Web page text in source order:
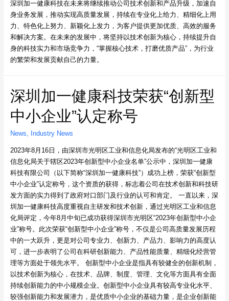
深圳加一健康科技在未来将继续推动公司技术创新和产品升级，加速自
身业务发展，推动实现高质量发展，持续在专业化上给力、精细化上用
力、特色化上努力、新颖化上发力，为客户提供更加优质、高效的服务
和解决方案。在未来的发展中，将坚持以技术创新为核心，持续提升自
身的科技实力和市场竞争力，“掌握核心技术，打磨优质产品”，为行业
的繁荣和发展贡献自己的力量。
深圳加一健康科技荣获“创新型
中小企业”认定称号
News Industry News
2023年8月16日，由深圳市光明区工业和信息化局发布的“光明区工业和
信息化局关于辖区2023年创新型中小企业名单”公示中，深圳加一健康
科技有限公司（以下简称“深圳加一健康科技”）成功上榜，荣获“创新型
中小企业”认定称号，这个资质的获得，标志着公司在技术创新和科技研
发方面的实力得到了政府对口部门及行业的认可和肯定。 一直以来，深
圳加一健康科技高度重视自主研发和技术创新，通过光明区工业和信息
化局评定，今年8月中旬已成功获得深圳市光明区“2023年创新型中小企
业”称号。此次荣获“创新型中小企业”称号，不仅是公司高质量发展历程
中的一大跃升，更是对公司专业力、创新力、产品力、影响力的高度认
可，进一步表明了公司在科研创新能力、产品性能质量、精细化经营管
理等方面处于领先水平。 创新型中小企业是指具有较健全的创新机制，
以技术创新为核心，在技术、品牌、制度、管理、文化等方面具有全面
持续创新能力的中小规模企业。创新型中小企业具有较高专业化水平、
较强创新能力和发展潜力，是优质中小企业的基础力量，是企业创新能